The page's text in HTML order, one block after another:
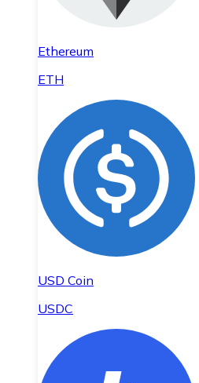
Ethereum
ETH
USD Coin
USDC